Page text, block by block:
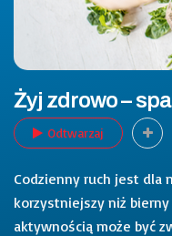
Żyj zdrowo –
Odtwarzaj
Codzienny ruch jest dla
korzystniejszy niż
aktywnością może być